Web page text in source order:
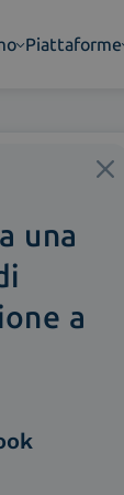
Piattaforme
una
a